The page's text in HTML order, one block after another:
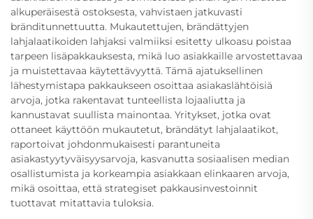
alkuperäisestä ostoksesta, vahvistaen jatkuvasti
bränditunnettuutta. Mukautettujen, brändättyjen
lahjalaatikoiden lahjaksi valmiiksi esitetty ulkoasu poistaa
tarpeen lisäpakkauksesta, mikä luo asiakkaille arvostettavaa
ja muistettavaa käytettävyyttä. Tämä ajatuksellinen
lähestymistapa pakkaukseen osoittaa asiakaslähtöisiä
arvoja, jotka rakentavat tunteellista lojaaliutta ja
kannustavat suullista mainontaa. Yritykset, jotka ovat
ottaneet käyttöön mukautetut, brändätyt lahjalaatikot,
raportoivat johdonmukaisesti parantuneita
asiakastyytyväisyysarvoja, kasvanutta sosiaalisen median
osallistumista ja korkeampia asiakkaan elinkaaren arvoja,
mikä osoittaa, että strategiset pakkausinvestoinnit
tuottavat mitattavia tuloksia.